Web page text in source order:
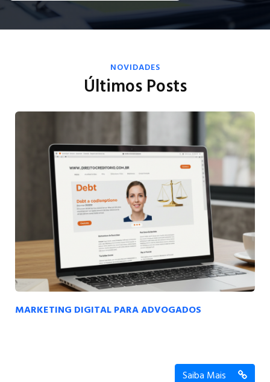
NOVIDADES
Últimos Posts
MARKETING DIGITAL PARA ADVOGADOS
Saiba Mais